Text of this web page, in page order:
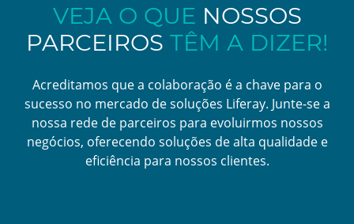
VEJA O QUE NOSSOS
PARCEIROS TÊM A DIZER!
Acreditamos que a colaboração é a chave para o
sucesso no mercado de soluções Liferay. Junte-se a
nossa rede de parceiros para evoluirmos nossos
negócios, oferecendo soluções de alta qualidade e
eficiência para nossos clientes.